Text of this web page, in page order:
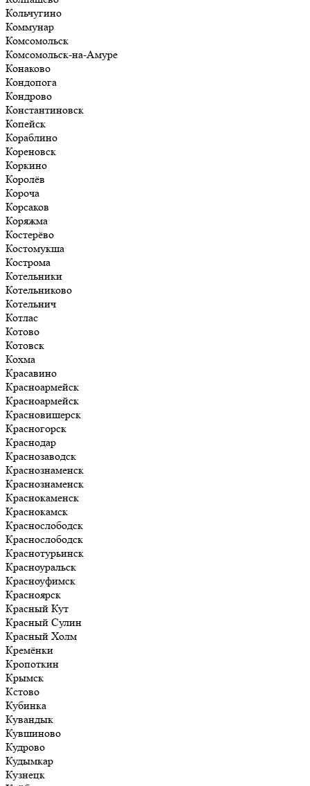
Кольчугино
Коммунар
Комсомольск
Комсомольск-на-Амуре
Конаково
Кондопога
Кондрово
Константиновск
Копейск
Кораблино
Кореновск
Коркино
Королёв
Короча
Корсаков
Коряжма
Костерёво
Костомукша
Кострома
Котельники
Котельниково
Котельнич
Котлас
Котово
Котовск
Кохма
Красавино
Красноармейск
Красноармейск
Красновишерск
Красногорск
Краснодар
Краснозаводск
Краснознаменск
Краснознаменск
Краснокаменск
Краснокамск
Краснослободск
Краснослободск
Краснотурьинск
Красноуральск
Красноуфимск
Красноярск
Красный Кут
Красный Сулин
Красный Холм
Кремёнки
Кропоткин
Крымск
Кстово
Кубинка
Кувандык
Кувшиново
Кудрово
Кудымкар
Кузнецк